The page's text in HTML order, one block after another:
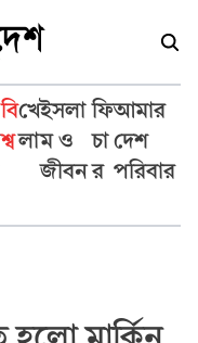
বি
শ্ব
খে
লা
ইসলা
ম ও
জীবন
ফি
চা
র
আমার
দেশ
পরিবার